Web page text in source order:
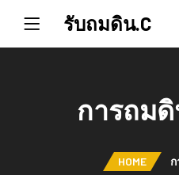
รับถมดิน.C
การถม
HOME